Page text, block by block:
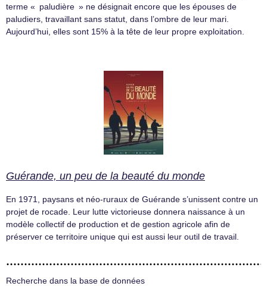
terme « paludière » ne désignait encore que les épouses de
paludiers, travaillant sans statut, dans l’ombre de leur mari.
Aujourd’hui, elles sont 15% à la tête de leur propre exploitation.
Guérande, un peu de la beauté du monde
En 1971, paysans et néo-ruraux de Guérande s’unissent contre un
projet de rocade. Leur lutte victorieuse donnera naissance à un
modèle collectif de production et de gestion agricole afin de
préserver ce territoire unique qui est aussi leur outil de travail.
Recherche dans la base de données